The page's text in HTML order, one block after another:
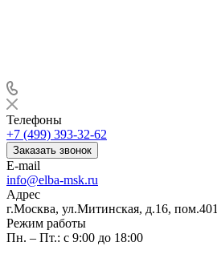
Телефоны
+7 (499) 393-32-62
Заказать звонок
E-mail
info@elba-msk.ru
Адрес
г.Москва, ул.Митинская, д.16, пом.401
Режим работы
Пн. – Пт.: с 9:00 до 18:00